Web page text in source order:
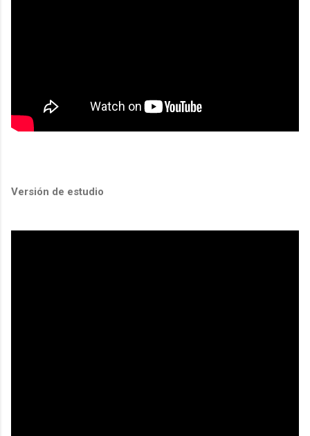
Versión de estudio